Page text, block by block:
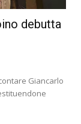
debutta
Giancarlo